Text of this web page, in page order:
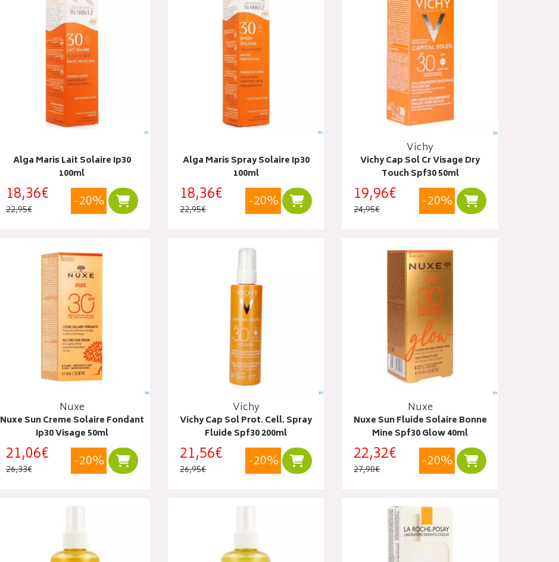
Alga Maris Lait Solaire Ip30
100ml
18,36€
22,95€ -20% Ajouter au panier
Alga Maris Spray Solaire Ip30
100ml
18,36€
22,95€ -20% Ajouter au panier
Vichy
Vichy Cap Sol Cr Visage Dry
Touch Spf30 50ml
19,96€
24,95€ -20% Ajouter au panier
Nuxe
Nuxe Sun Creme Solaire Fondant
Ip30 Visage 50ml
21,06€
26,33€ -20% Ajouter au panier
Vichy
Vichy Cap Sol Prot. Cell. Spray
Fluide Spf30 200ml
21,56€
26,95€ -20% Ajouter au panier
Nuxe
Nuxe Sun Fluide Solaire Bonne
Mine Spf30 Glow 40ml
22,32€
27,90€ -20% Ajouter au panier